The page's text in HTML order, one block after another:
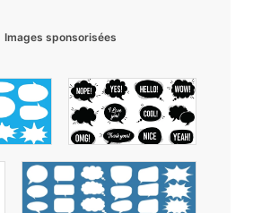
Images sponsorisées